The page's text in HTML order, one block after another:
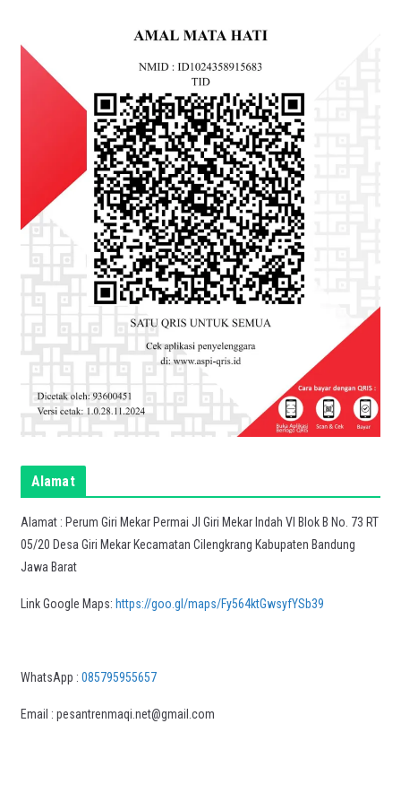
Alamat
Alamat : Perum Giri Mekar Permai Jl Giri Mekar Indah VI Blok B No. 73 RT
05/20 Desa Giri Mekar Kecamatan Cilengkrang Kabupaten Bandung
Jawa Barat
Link Google Maps: https://goo.gl/maps/Fy564ktGwsyfYSb39
WhatsApp : 085795955657
Email : pesantrenmaqi.net@gmail.com